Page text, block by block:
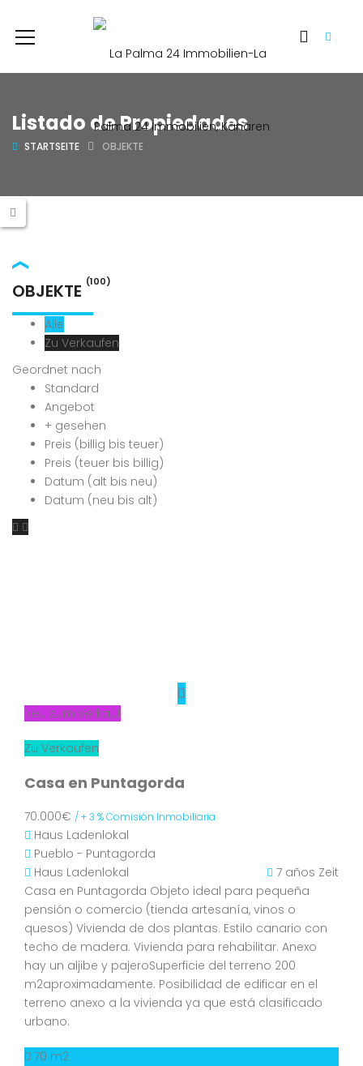
Listado de Propiedades
STARTSEITE OBJEKTE
OBJEKTE (100)
Alle
Zu Verkaufen
Geordnet nach
Standard
Angebot
+ gesehen
Preis (billig bis teuer)
Preis (teuer bis billig)
Datum (alt bis neu)
Datum (neu bis alt)
Neu zum Verkauf
Zu Verkaufen
Casa en Puntagorda
70.000€ / + 3 % Comisión Inmobiliaria
Haus Ladenlokal
Pueblo - Puntagorda
Haus Ladenlokal
7 años Zeit
Casa en Puntagorda Objeto ideal para pequeña
pensión o comercio (tienda artesanía, vinos o
quesos) Vivienda de dos plantas. Estilo canario con
techo de madera. Vivienda para rehabilitar. Anexo
hay un aljibe y pajeroSuperficie del terreno 200
m2aproximadamente. Posibilidad de edificar en el
terreno anexo a la vivienda ya que está clasificado
urbano.
70 m2